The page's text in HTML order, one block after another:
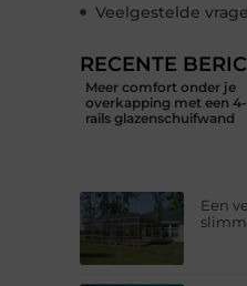
Veelgestelde
RECENTE
Meer comfort onder je
overkapping met een 4-
rails glazenschuifwand
Een